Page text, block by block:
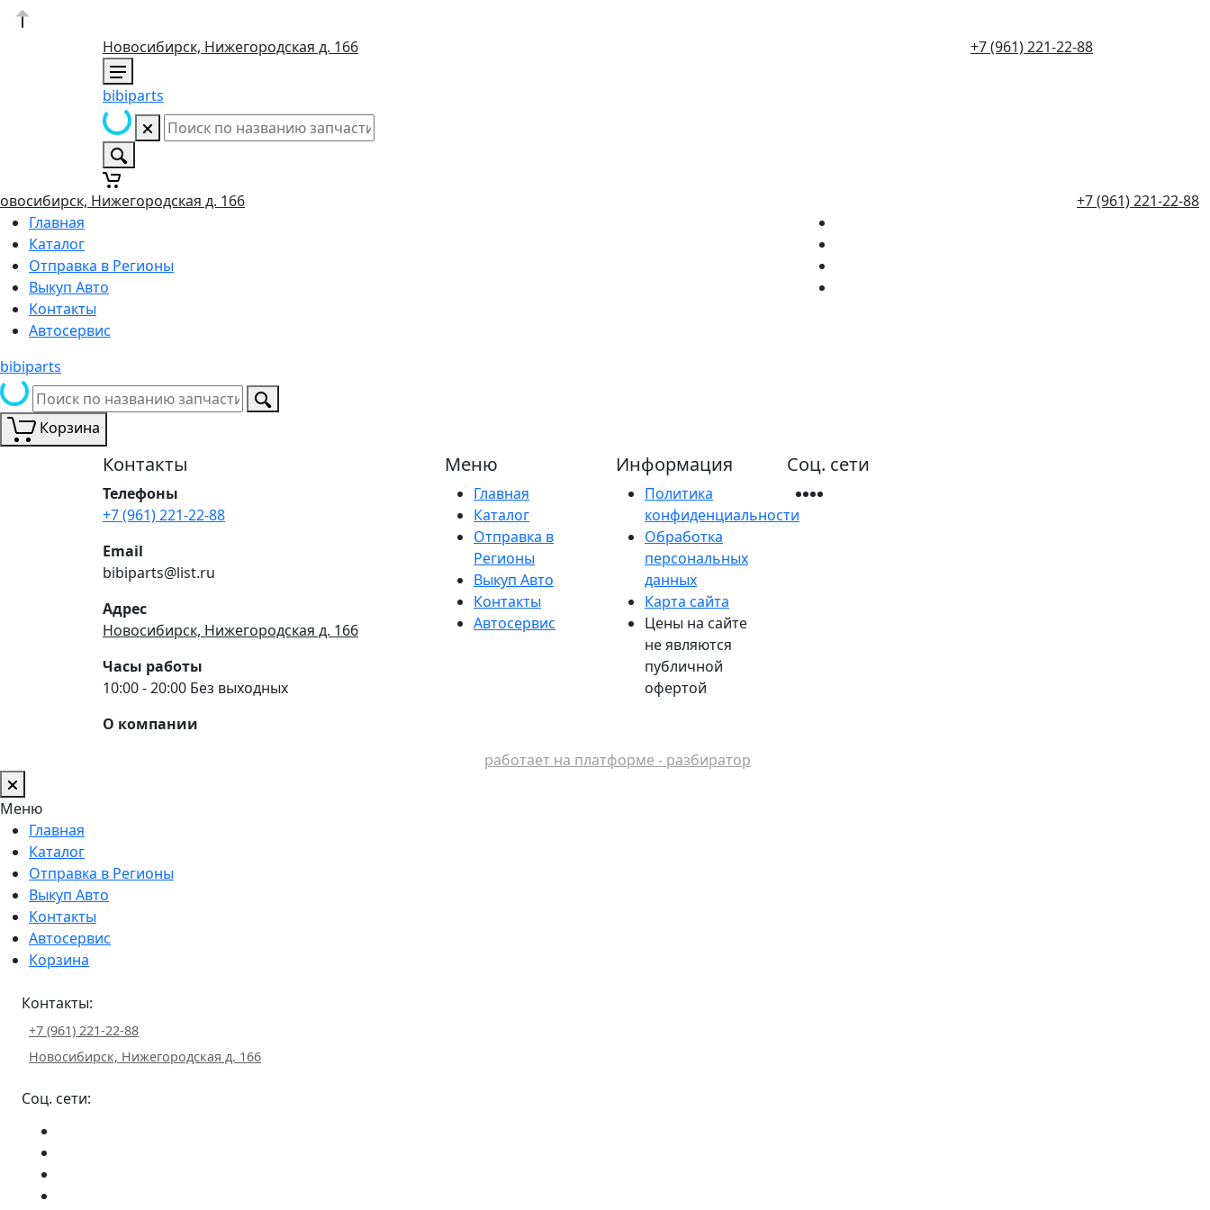
Новосибирск, Нижегородская д. 166 +7 (961) 221-22-88
bibiparts
Нижегородская д. 166
+7 (961) 221-22-88
Главная
Каталог
Отправка в Регионы
Выкуп Авто
Контакты
Автосервис
bibiparts
Корзина
Контакты
Телефоны
+7 (961) 221-22-88
Email
bibiparts@list.ru
Адрес
Новосибирск, Нижегородская д. 166
Часы работы
10:00 - 20:00 Без выходных
О компании
Меню
Главная
Каталог
Отправка в
Регионы
Выкуп Авто
Контакты
Автосервис
Информация
Политика
конфиденциальности
Обработка
персональных
данных
Карта сайта
Цены на сайте
не являются
публичной
офертой
Соц. сети
работает на платформе - разбиратор
Меню
Главная
Каталог
Отправка в Регионы
Выкуп Авто
Контакты
Автосервис
Корзина
Контакты:
+7 (961) 221-22-88
Новосибирск, Нижегородская д. 166
Соц. сети: